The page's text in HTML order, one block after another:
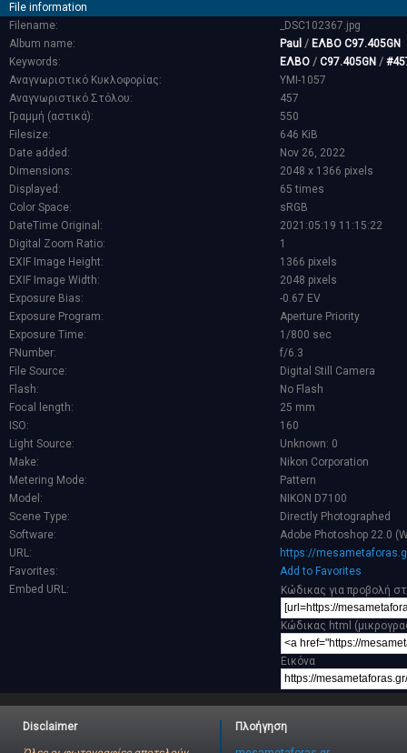
File information
Filename:
_DSC102367.jpg
Album name:
Paul / ΕΛΒΟ C97.405GN
Keywords:
ΕΛΒΟ / C97.405GN /
Αναγνωριστικό Κυκλοφορίας:
YMI-1057
Αναγνωριστικό Στόλου:
457
Γραμμή (αστικά):
550
Filesize:
646 KiB
Date added:
Nov 26, 2022
Dimensions:
2048 x 1366 pixels
Displayed:
65 times
Color Space:
sRGB
DateTime Original:
2021:05:19 11:15:22
Digital Zoom Ratio:
1
EXIF Image Height:
1366 pixels
EXIF Image Width:
2048 pixels
Exposure Bias:
-0.67 EV
Exposure Program:
Aperture Priority
Exposure Time:
1/800 sec
FNumber:
f/6.3
File Source:
Digital Still Camera
Flash:
No Flash
Focal length:
25 mm
ISO:
160
Light Source:
Unknown: 0
Make:
Nikon Corporation
Metering Mode:
Pattern
Model:
NIKON D7100
Scene Type:
Directly Photographed
Software:
Adobe Photoshop 22.0
URL:
https://
Favorites:
Add to Favorites
Embed URL:
Κώδικας για προβολή
Κώδικας html
Εικόνα
Disclaimer Πλοήγηση